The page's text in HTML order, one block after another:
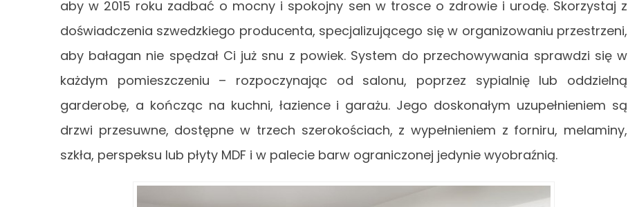
aby w 2015 roku zadbać o mocny i spokojny sen w trosce o zdrowie i urodę. Skorzystaj z
doświadczenia szwedzkiego producenta, specjalizującego się w organizowaniu przestrzeni,
aby bałagan nie spędzał Ci już snu z powiek. System do przechowywania sprawdzi się w
każdym pomieszczeniu – rozpoczynając od salonu, poprzez sypialnię lub oddzielną
garderobę, a kończąc na kuchni, łazience i garażu. Jego doskonałym uzupełnieniem są
drzwi przesuwne, dostępne w trzech szerokościach, z wypełnieniem z forniru, melaminy,
szkła, perspeksu lub płyty MDF i w palecie barw ograniczonej jedynie wyobraźnią.